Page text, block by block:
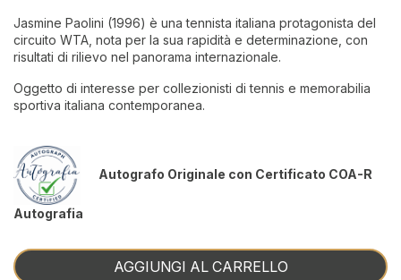
Jasmine Paolini (1996) è una tennista italiana protagonista del
circuito WTA, nota per la sua rapidità e determinazione, con
risultati di rilievo nel panorama internazionale.
Oggetto di interesse per collezionisti di tennis e memorabilia
sportiva italiana contemporanea.
Autografo Originale con Certificato COA-R
Autografia
AGGIUNGI AL CARRELLO